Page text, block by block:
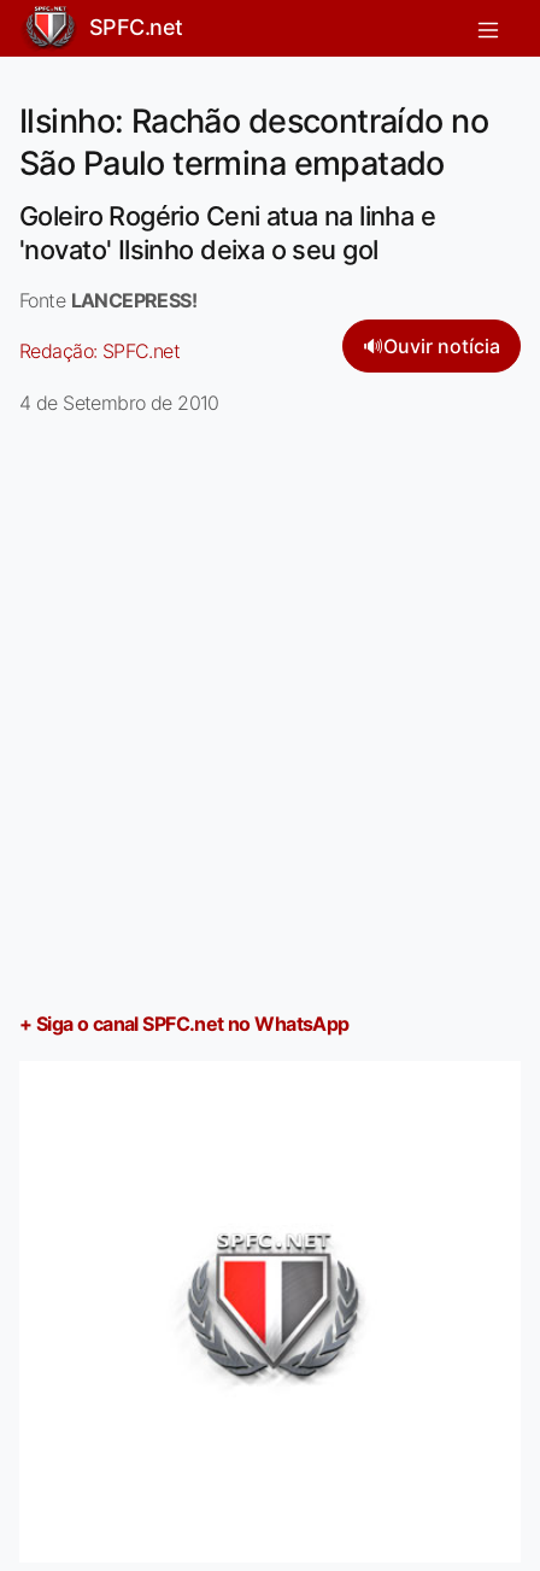
SPFC.net
Ilsinho: Rachão descontraído no
São Paulo termina empatado
Goleiro Rogério Ceni atua na linha e
'novato' Ilsinho deixa o seu gol
Fonte LANCEPRESS!
Redação: SPFC.net 🔊Ouvir notícia
4 de Setembro de 2010
+ Siga o canal SPFC.net no WhatsApp